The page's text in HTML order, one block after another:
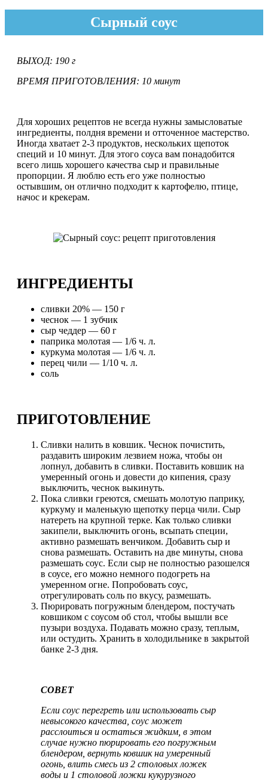
Сырный соус
ВЫХОД: 190 г
ВРЕМЯ ПРИГОТОВЛЕНИЯ: 10 минут
Для хороших рецептов не всегда нужны замысловатые
ингредиенты, полдня времени и отточенное мастерство.
Иногда хватает 2-3 продуктов, нескольких щепоток
специй и 10 минут. Для этого соуса вам понадобится
всего лишь хорошего качества сыр и правильные
пропорции. Я люблю есть его уже полностью
остывшим, он отлично подходит к картофелю, птице,
начос и крекерам.
ИНГРЕДИЕНТЫ
сливки 20% — 150 г
чеснок — 1 зубчик
сыр чеддер — 60 г
паприка молотая — 1/6 ч. л.
куркума молотая — 1/6 ч. л.
перец чили — 1/10 ч. л.
соль
ПРИГОТОВЛЕНИЕ
Сливки налить в ковшик. Чеснок почистить,
раздавить широким лезвием ножа, чтобы он
лопнул, добавить в сливки. Поставить ковшик на
умеренный огонь и довести до кипения, сразу
выключить, чеснок выкинуть.
Пока сливки греются, смешать молотую паприку,
куркуму и маленькую щепотку перца чили. Сыр
натереть на крупной терке. Как только сливки
закипели, выключить огонь, всыпать специи,
активно размешать венчиком. Добавить сыр и
снова размешать. Оставить на две минуты, снова
размешать соус. Если сыр не полностью разошелся
в соусе, его можно немного подогреть на
умеренном огне. Попробовать соус,
отрегулировать соль по вкусу, размешать.
Пюрировать погружным блендером, постучать
ковшиком с соусом об стол, чтобы вышли все
пузыри воздуха. Подавать можно сразу, теплым,
или остудить. Хранить в холодильнике в закрытой
банке 2-3 дня.
СОВЕТ
Если соус перегреть или использовать сыр
невысокого качества, соус может
расслоиться и остаться жидким, в этом
случае нужно пюрировать его погружным
блендером, вернуть ковшик на умеренный
огонь, влить смесь из 2 столовых ложек
воды и 1 столовой ложки кукурузного